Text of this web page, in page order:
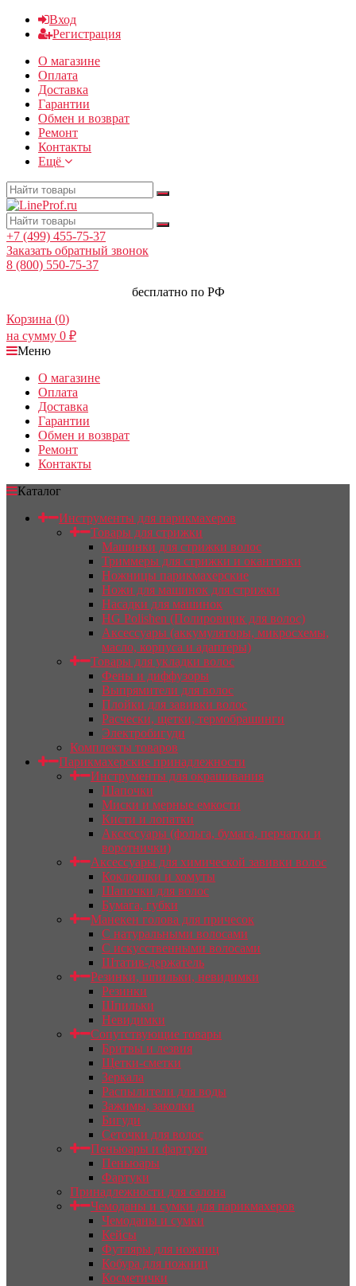
Вход
Регистрация
О магазине
Оплата
Доставка
Гарантии
Обмен и возврат
Ремонт
Контакты
Ещё
+7 (499) 455-75-37
Заказать обратный звонок
8 (800) 550-75-37
бесплатно по РФ
Корзина (0)
на сумму 0 ₽
Меню
О магазине
Оплата
Доставка
Гарантии
Обмен и возврат
Ремонт
Контакты
Каталог
Инструменты для парикмахеров
Товары для стрижки
Машинки для стрижки волос
Триммеры для стрижки и окантовки
Ножницы парикмахерские
Ножи для машинок для стрижки
Насадки для машинок
HG Polishen (Полировщик для волос)
Аксессуары (аккумуляторы, микросхемы,
масло, корпуса и адаптеры)
Товары для укладки волос
Фены и диффузоры
Выпрямители для волос
Плойки для завивки волос
Расчески, щетки, термобрашинги
Электробигуди
Комплекты товаров
Парикмахерские принадлежности
Инструменты для окрашивания
Шапочки
Миски и мерные емкости
Кисти и лопатки
Аксессуары (фольга, бумага, перчатки и
воротнички)
Аксессуары для химической завивки волос
Коклюшки и хомуты
Шапочки для волос
Бумага, губки
Манекен голова для причесок
С натуральными волосами
С искусственными волосами
Штатив-держатель
Резинки, шпильки, невидимки
Резинки
Шпильки
Невидимки
Сопутствующие товары
Бритвы и лезвия
Щетки-сметки
Зеркала
Распылители для воды
Зажимы, заколки
Бигуди
Сеточки для волос
Пеньюары и фартуки
Пеньюары
Фартуки
Принадлежности для салона
Чемоданы и сумки для парикмахеров
Чемоданы и сумки
Кейсы
Футляры для ножниц
Кобура для ножниц
Косметички